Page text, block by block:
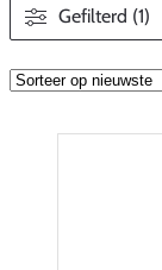
Gefilterd (1)